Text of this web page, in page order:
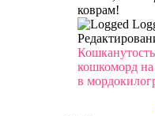
коврам!
кошкоморд
в